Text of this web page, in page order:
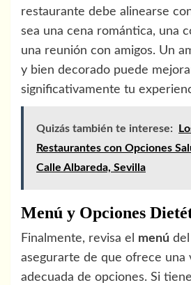
restaurante debe alinearse
sea una cena romántica, una
una reunión con amigos. Un
y bien decorado puede
significativamente tu
Quizás también te interese:
Restaurantes con Opciones
Calle Albareda, Sevilla
Menú y Opciones
Finalmente, revisa el menú
asegurarte de que ofrece una
adecuada de opciones. Si